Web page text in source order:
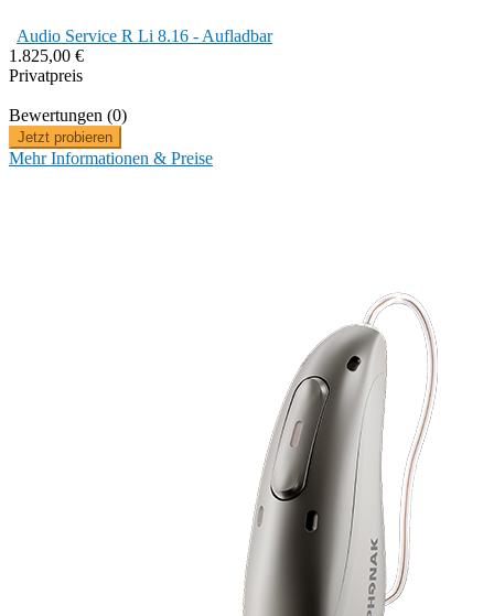
Audio Service R Li 8.16 - Aufladbar
1.825,00 €
Privatpreis
Bewertungen (0)
Jetzt probieren
Mehr Informationen & Preise